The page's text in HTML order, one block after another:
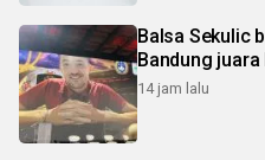
Balsa Sekulic
Bandung
14 jam lalu